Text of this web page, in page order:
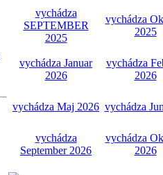
vychádza
SEPTEMBER
2025
vychádza
2025
vychádza Januar
2026
vychádza
2026
vychádza Maj 2026 vychádza
vychádza
September 2026
vychádza
2026